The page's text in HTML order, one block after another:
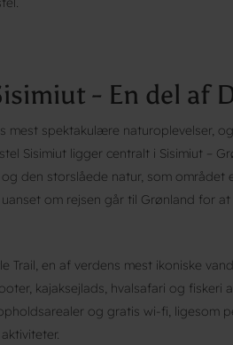
- En del af
mest spektakulære naturoplevelser,
Sisimiut ligger centralt i Sisimiut –
den storslåede natur, som området
om rejsen går til Grønland for
Trail, en af verdens mest ikoniske
kajaksejlads, hvalsafari og
og gratis wi-fi, ligesom